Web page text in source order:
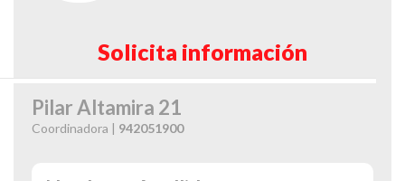
Solicita información
Pilar Altamira 21
Coordinadora | 942051900